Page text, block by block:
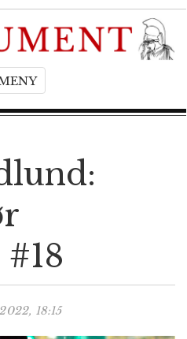
T
g
e
g
t
18:15